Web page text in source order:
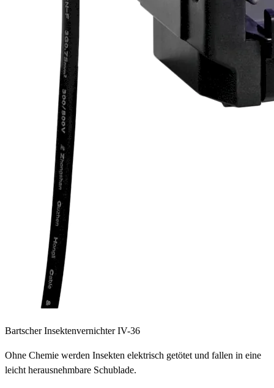
Bartscher Insektenvernichter IV-36
Ohne Chemie werden Insekten elektrisch getötet und fallen in eine
leicht herausnehmbare Schublade.